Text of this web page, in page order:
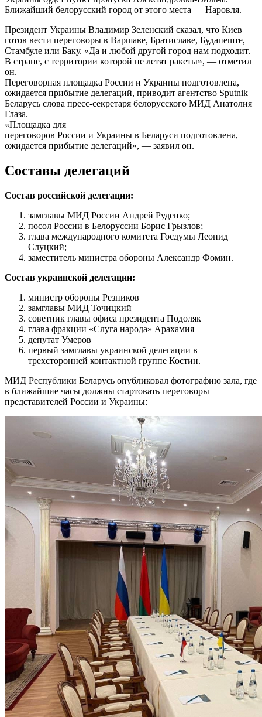
Ближайший белорусский город от этого места — Наровля.
Президент Украины Владимир Зеленский сказал, что Киев
готов вести переговоры в Варшаве, Братиславе, Будапеште,
Стамбуле или Баку. «Да и любой другой город нам подходит.
В стране, с территории которой не летят ракеты», — отметил
он.
Переговорная площадка России и Украины подготовлена,
ожидается прибытие делегаций, приводит агентство Sputnik
Беларусь слова пресс-секретаря белорусского МИД Анатолия
Глаза.
«Площадка для
переговоров России и Украины в Беларуси подготовлена,
ожидается прибытие делегаций», — заявил он.
Составы делегаций
Состав российской делегации:
замглавы МИД России Андрей Руденко;
посол России в Белоруссии Борис Грызлов;
глава международного комитета Госдумы Леонид
Слуцкий;
заместитель министра обороны Александр Фомин.
Состав украинской делегации:
министр обороны Резников
замглавы МИД Точицкий
советник главы офиса президента Подоляк
глава фракции «Слуга народа» Арахамия
депутат Умеров
первый замглавы украинской делегации в
трехсторонней контактной группе Костин.
МИД Республики Беларусь опубликовал фотографию зала, где
в ближайшие часы должны стартовать переговоры
представителей России и Украины: